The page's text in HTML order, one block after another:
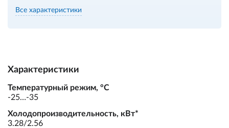
Все характеристики
Характеристики
Температурный режим, °С
-25…-35
Холодопроизводительность, кВт*
3.28/2.56